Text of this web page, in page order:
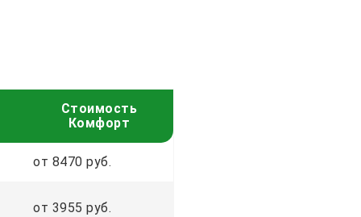
Стоимость
Комфорт
от 8470 руб.
от 3955 руб.